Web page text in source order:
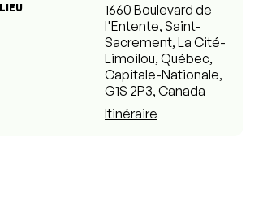
LIEU
1660 Boulevard de
l'Entente, Saint-
Sacrement, La Cité-
Limoilou, Québec,
Capitale-Nationale,
G1S 2P3, Canada
Itinéraire